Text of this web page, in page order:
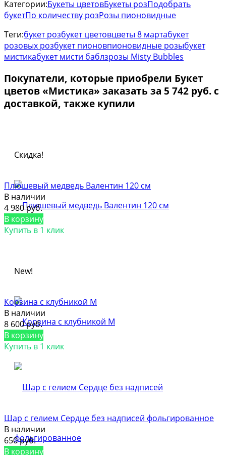
Категории:Букеты цветовБукеты розПодобрать
букетПо количеству розРозы пионовидные
Теги:букет розбукет цветовцветы 8 мартабукет
розовых розбукет пионовпионовидные розыбукет
мистикабукет мисти баблзрозы Misty Bubbles
Покупатели, которые приобрели Букет
цветов «Мистика» заказать за 5 742 руб. с
доставкой, также купили
Скидка!
Плюшевый медведь Валентин 120 см
В наличии
4 980 руб.
В корзину
Купить в 1 клик
New!
Корзина с клубникой M
В наличии
8 600 руб.
В корзину
Купить в 1 клик
Шар с гелием Сердце без надписей фольгированное
В наличии
650 руб.
В корзину